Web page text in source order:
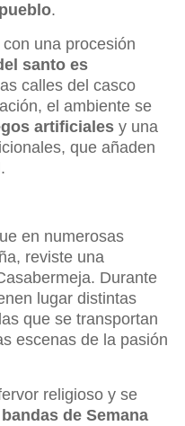
.
una procesión
santo es
calles del casco
el ambiente se
artificiales y una
que añaden
en numerosas
reviste una
Durante
lugar distintas
que se transportan
escenas de la pasión
religioso y se
de Semana